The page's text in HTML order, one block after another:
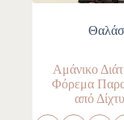
Αμάνικο
Φόρεμα
από Δίχτυ